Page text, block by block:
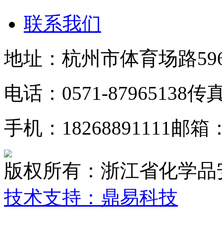
联系我们
地址：杭州市体育场路
电话：0571-87965138传
手机：18268891111邮箱
版权所有：浙江省化学
技术支持：鼎易科技